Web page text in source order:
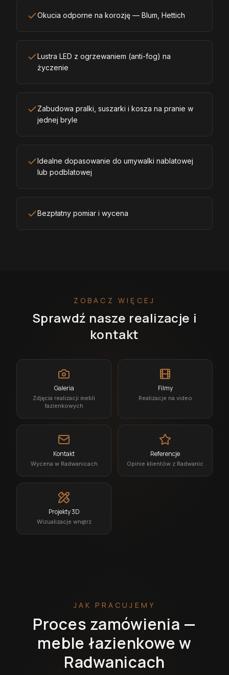
Okucia odporne na korozję — Blum, Hettich
Lustra LED z ogrzewaniem (anti-fog) na
życzenie
Zabudowa pralki, suszarki i kosza na pranie w
jednej bryle
Idealne dopasowanie do umywalki nablatowej
lub podblatowej
Bezpłatny pomiar i wycena
ZOBACZ WIĘCEJ
Sprawdź nasze realizacje i
kontakt
Galeria
Zdjęcia realizacji mebli
łazienkowych
Filmy
Realizacje na video
Kontakt
Wycena w Radwanicach
Referencje
Opinie klientów z Radwanic
Projekty 3D
Wizualizacje wnętrz
JAK PRACUJEMY
Proces zamówienia —
meble łazienkowe w
Radwanicach